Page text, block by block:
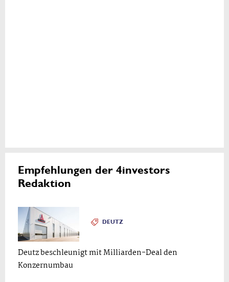
Empfehlungen der 4investors
Redaktion
DEUTZ
Deutz beschleunigt mit Milliarden-Deal den
Konzernumbau